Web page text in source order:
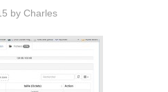
byCharles